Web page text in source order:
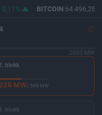
0,11% BITCOIN64 496,28
2000 MW
blokk
MW/ 500 MW
blokk